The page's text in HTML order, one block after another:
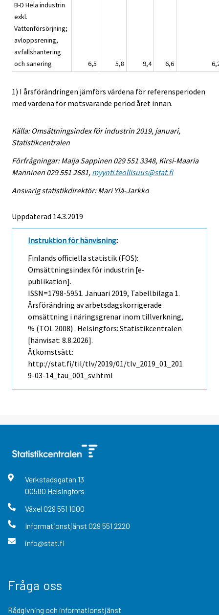
B-D Hela industrin
exkl.
Vattenförsörjning;
avloppsrening,
avfallshantering
och sanering
6,5 5,8 9,4 6,6
1) I årsförändringen jämförs värdena för referensperioden
med värdena för motsvarande period året innan.
Källa: Omsättningsindex för industrin 2019, januari,
Statistikcentralen
Förfrågningar: Maija Sappinen 029 551 3348, Kirsi-Maaria
Manninen 029 551 2681, myynti.teollisuus@stat.fi
Ansvarig statistikdirektör: Mari Ylä-Jarkko
Uppdaterad 14.3.2019
Instruktion för hänvisning:
Finlands officiella statistik (FOS):
Omsättningsindex för industrin [e-
publikation].
ISSN=1798-5951. Januari 2019, Tabellbilaga 1.
Årsförändring av arbetsdagskorrigerade
omsättning i näringsgrenar inom tillverkning,
% (TOL 2008) . Helsingfors: Statistikcentralen
[hänvisat: 8.8.2026].
Åtkomstsätt:
http://stat.fi/til/tlv/2019/01/tlv_2019_01_201
9-03-14_tau_001_sv.html
Verkstadsgatan 13
00580 Helsingfors
Växel 029 551 1000
Informationstjänst 029 551 2220
info@stat.fi
Fråga oss
Rådgivning och informationstjänst